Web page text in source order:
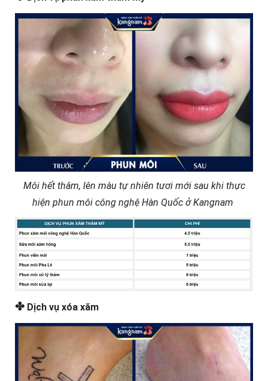
Môi hết thâm, lên màu tự nhiên tươi mới sau khi thực
hiện phun môi công nghệ Hàn Quốc ở Kangnam
✤ Dịch vụ xóa xăm